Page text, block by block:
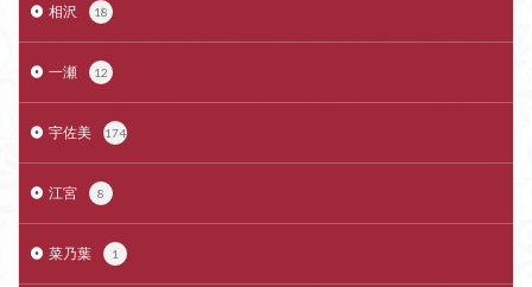
相沢 18
一瀬 12
宇佐美 174
江宮 8
菜乃葉 1